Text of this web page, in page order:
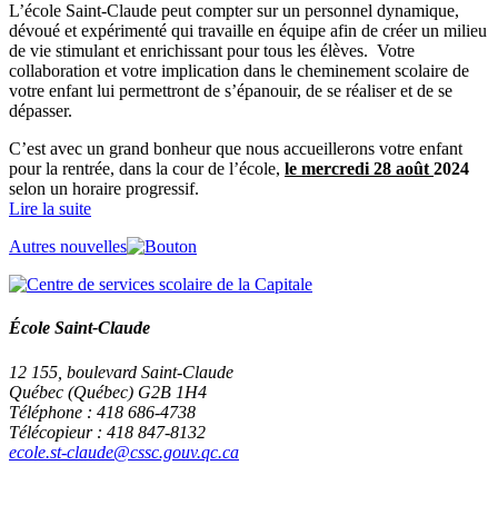
L’école Saint-Claude peut compter sur un personnel dynamique,
dévoué et expérimenté qui travaille en équipe afin de créer un milieu
de vie stimulant et enrichissant pour tous les élèves. Votre
collaboration et votre implication dans le cheminement scolaire de
votre enfant lui permettront de s’épanouir, de se réaliser et de se
dépasser.
C’est avec un grand bonheur que nous accueillerons votre enfant
pour la rentrée, dans la cour de l’école, le mercredi 28 août 2024
selon un horaire progressif.
Lire la suite
Autres nouvelles
École Saint-Claude
12 155, boulevard Saint-Claude
Québec (Québec) G2B 1H4
Téléphone : 418 686-4738
Télécopieur : 418 847-8132
ecole.st-claude@cssc.gouv.qc.ca